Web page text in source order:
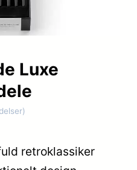
Luxe
retroklassiker